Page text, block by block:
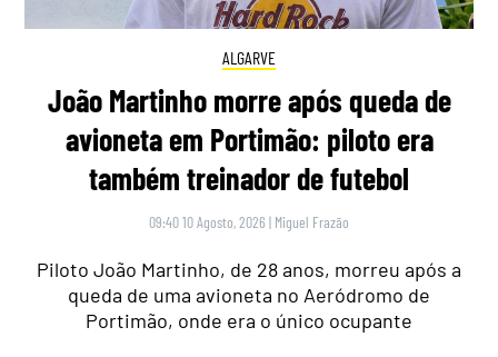
ALGARVE
João Martinho morre após queda de
avioneta em Portimão: piloto era
também treinador de futebol
09:40 10 Agosto, 2026 | Miguel Frazão
Piloto João Martinho, de 28 anos, morreu após a
queda de uma avioneta no Aeródromo de
Portimão, onde era o único ocupante